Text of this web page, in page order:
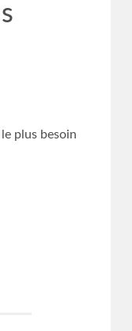
plus besoin